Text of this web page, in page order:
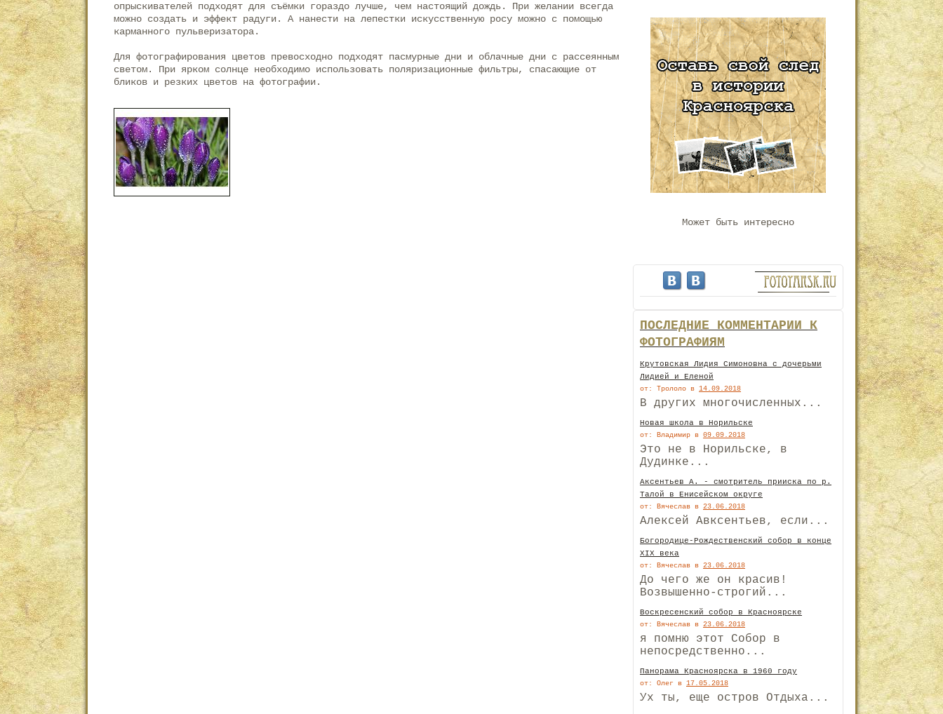
опрыскивателей подходят для съёмки гораздо лучше, чем настоящий дождь. При желании всегда
можно создать и эффект радуги. А нанести на лепестки искусственную росу можно с помощью
карманного пульверизатора.
Для фотографирования цветов превосходно подходят пасмурные дни и облачные дни с рассеянным
светом. При ярком солнце необходимо использовать поляризационные фильтры, спасающие от
бликов и резких цветов на фотографии.
Может быть интересно
ПОСЛЕДНИЕ КОММЕНТАРИИ К
ФОТОГРАФИЯМ
Крутовская Лидия Симоновна с дочерьми
Лидией и Еленой
от: Трололо в 14.09.2018
В других многочисленных...
Новая школа в Норильске
от: Владимир в 09.09.2018
Это не в Норильске, в
Дудинке...
Аксентьев А. - смотритель прииска по р.
Талой в Енисейском округе
от: Вячеслав в 23.06.2018
Алексей Авксентьев, если...
Богородице-Рождественский собор в конце
XIX века
от: Вячеслав в 23.06.2018
До чего же он красив!
Возвышенно-строгий...
Воскресенский собор в Красноярске
от: Вячеслав в 23.06.2018
я помню этот Собор в
непосредственно...
Панорама Красноярска в 1960 году
от: Олег в 17.05.2018
Ух ты, еще остров Отдыха...